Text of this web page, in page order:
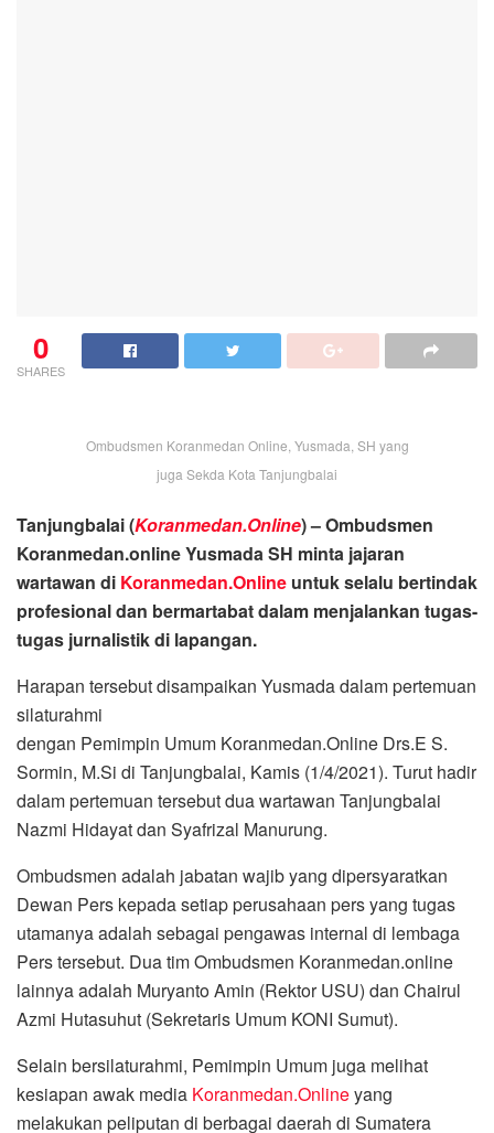
0
SHARES
Ombudsmen Koranmedan Online, Yusmada, SH yang
juga Sekda Kota Tanjungbalai
Tanjungbalai (Koranmedan.Online) – Ombudsmen
Koranmedan.online Yusmada SH minta jajaran
wartawan di Koranmedan.Online untuk selalu bertindak
profesional dan bermartabat dalam menjalankan tugas-
tugas jurnalistik di lapangan.
Harapan tersebut disampaikan Yusmada dalam pertemuan
silaturahmi
dengan Pemimpin Umum Koranmedan.Online Drs.E S.
Sormin, M.Si di Tanjungbalai, Kamis (1/4/2021). Turut hadir
dalam pertemuan tersebut dua wartawan Tanjungbalai
Nazmi Hidayat dan Syafrizal Manurung.
Ombudsmen adalah jabatan wajib yang dipersyaratkan
Dewan Pers kepada setiap perusahaan pers yang tugas
utamanya adalah sebagai pengawas internal di lembaga
Pers tersebut. Dua tim Ombudsmen Koranmedan.online
lainnya adalah Muryanto Amin (Rektor USU) dan Chairul
Azmi Hutasuhut (Sekretaris Umum KONI Sumut).
Selain bersilaturahmi, Pemimpin Umum juga melihat
kesiapan awak media Koranmedan.Onlineyang
melakukan peliputan di berbagai daerah di Sumatera